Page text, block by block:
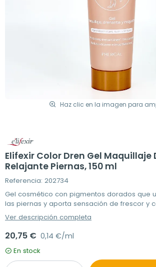
Haz clic en la imagen para
Elifexir Color Dren Gel Maquillaje
Relajante Piernas, 150 ml
Referencia: 202734
Gel cosmético con pigmentos dorados que
las piernas y aporta sensación de frescor y
Ver descripción completa
20,75 € 0,14 €/ml
En stock